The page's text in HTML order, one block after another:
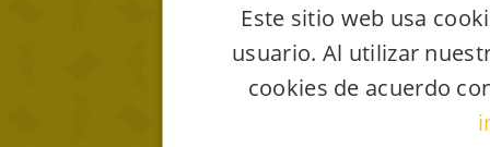
Este sitio web usa
usuario. Al utilizar
cookies de acuerdo